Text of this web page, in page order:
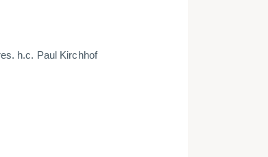
h.c. Paul Kirchhof